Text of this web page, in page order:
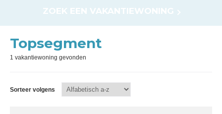
CONTACT
RESERVATIE INFO
NEWS
ZOEK EEN VAKANTIEWONING
Topsegment
1 vakantiewoning gevonden
Sorteer volgens